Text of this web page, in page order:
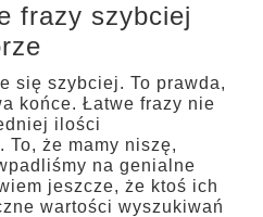
frazy szybciej
się szybciej. To prawda,
końce. Łatwe frazy nie
ilości
To, że mamy niszę,
na genialne
jeszcze, że ktoś ich
wartości wyszukiwań